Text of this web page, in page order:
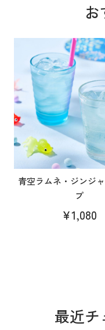
青空ラムネ・ジンジ
プ
¥1,080
最近チ